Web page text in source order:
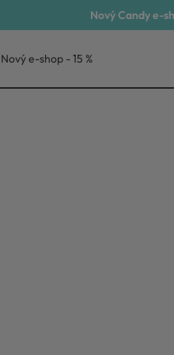
Nový Candy e-
Nový e-shop - 15 %